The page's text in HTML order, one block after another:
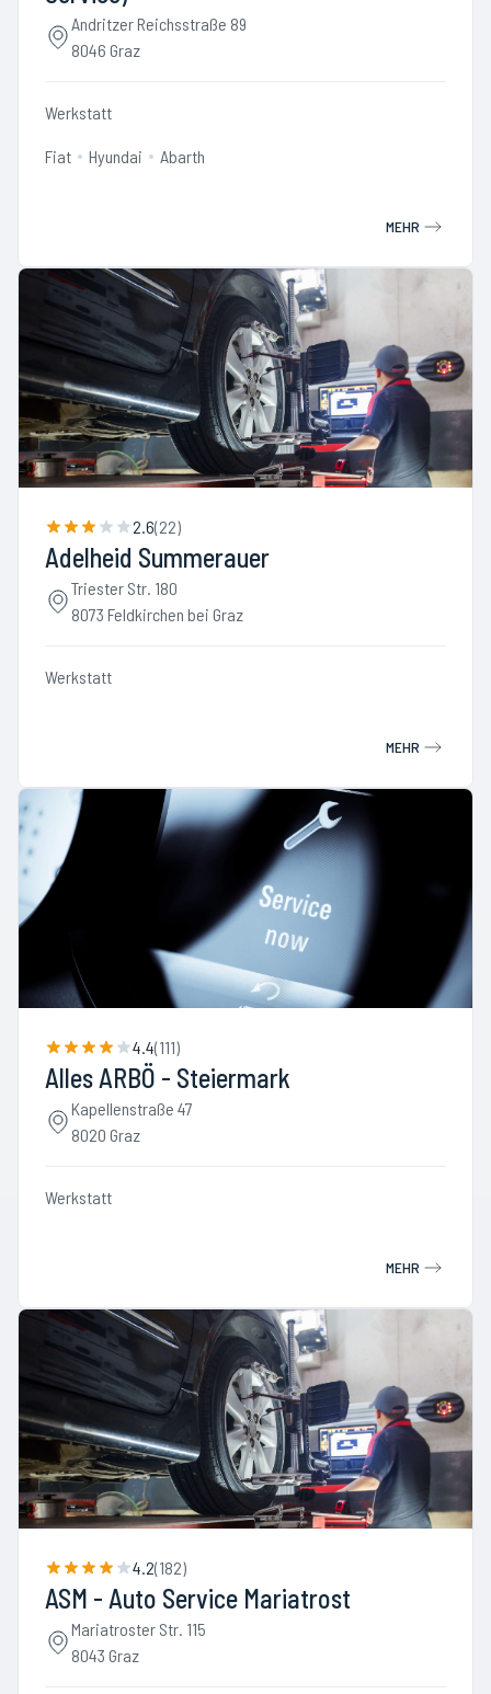
Andritzer Reichsstraße 89
8046 Graz
Werkstatt
Fiat Hyundai Abarth
MEHR
2.6(22)
Adelheid Summerauer
Triester Str. 180
8073 Feldkirchen bei Graz
Werkstatt
MEHR
4.4(111)
Alles ARBÖ - Steiermark
Kapellenstraße 47
8020 Graz
Werkstatt
MEHR
4.2(182)
ASM - Auto Service Mariatrost
Mariatroster Str. 115
8043 Graz